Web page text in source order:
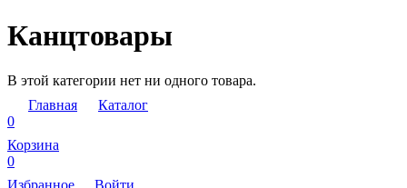
Канцтовары
В этой категории нет ни одного товара.
Главная
Каталог
0
Корзина
0
Избранное
Войти